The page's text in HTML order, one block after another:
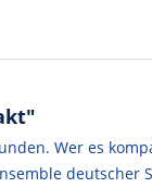
Wer es